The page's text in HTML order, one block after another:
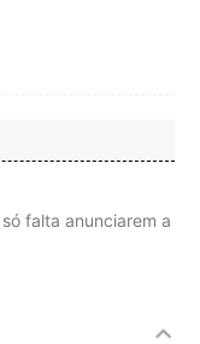
falta anunciarem a